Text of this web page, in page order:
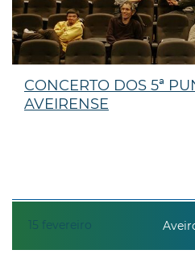
15 fevereiro
CONCERTO DOS 5ª
AVEIRENSE